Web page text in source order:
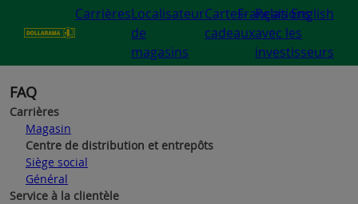
CarrièresLocalisateur
de
magasins
Cartes-
cadeaux
Relations
avec les
investisseurs
FrançaisEnglish
FAQ
Carrières
Magasin
Centre de distribution et entrepôts
Siège social
Général
Service à la clientèle